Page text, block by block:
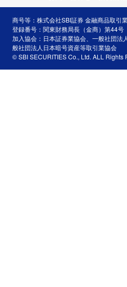
商号等：株式会社SBI証券 金融商品取引
登録番号：関東財務局長（金商）第44号
加入協会：日本証券業協会、一般社団法
般社団法人日本暗号資産等取引業協会
© SBI SECURITIES Co., Ltd. ALL Rights